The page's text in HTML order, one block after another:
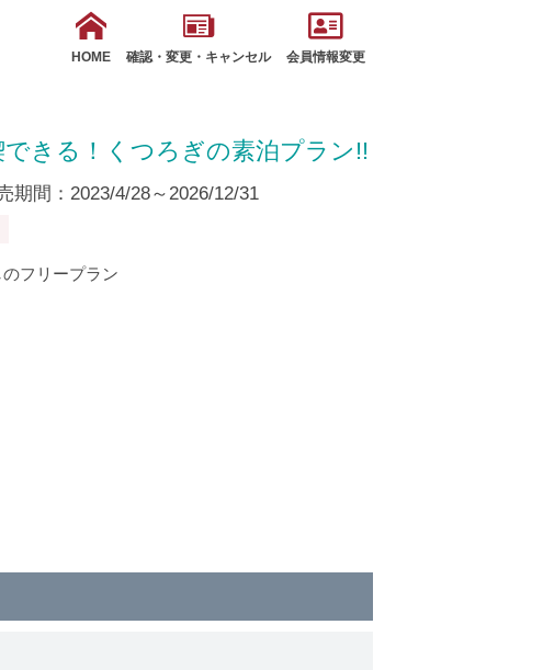
HOME 確認・変更・キャンセル 会員情報変更
きる！くつろぎの素泊プラン!!
期間：2023/4/28～2026/12/31
フリープラン